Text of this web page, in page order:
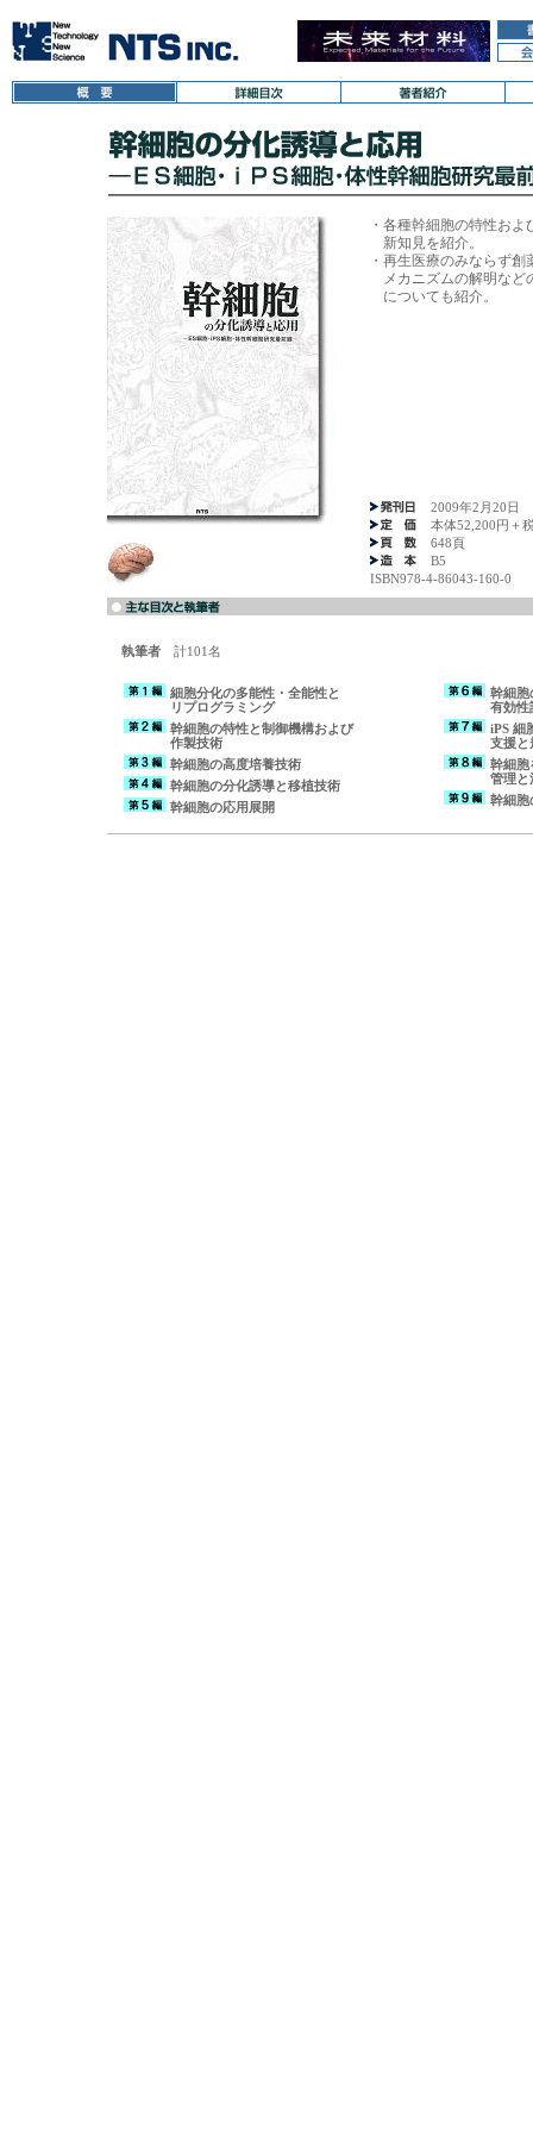
・ 各種幹細胞の特性およ
新知見を紹介。
・ 再生医療のみならず創
メカニズムの解明な
についても紹介。
2009年2月20日
本体52,200円＋
648頁
B5
ISBN978-4-86043-160-0
執筆者 計101名
細胞分化の多能性・全能性と
リプログラミング
幹細胞の特性と制御機構および
作製技術
幹細胞の高度培養技術
幹細胞の分化誘導と移植技術
幹細胞の応用展開
幹細胞
有効性
iPS 細
支援と
幹細胞
管理と
幹細胞